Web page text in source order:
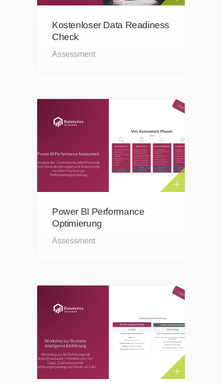
Kostenloser Data Readiness
Check
Assessment
Power BI Performance
Optimierung
Assessment